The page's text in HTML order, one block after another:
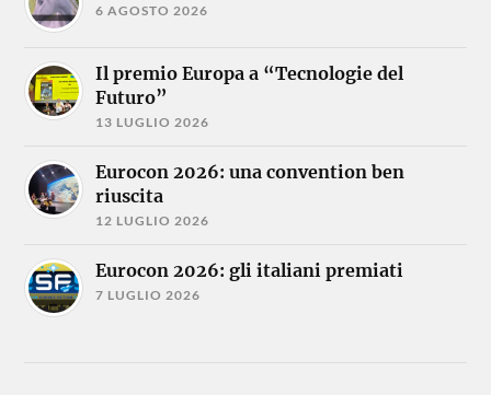
6 AGOSTO 2026
Il premio Europa a “Tecnologie del
Futuro”
13 LUGLIO 2026
Eurocon 2026: una convention ben
riuscita
12 LUGLIO 2026
Eurocon 2026: gli italiani premiati
7 LUGLIO 2026